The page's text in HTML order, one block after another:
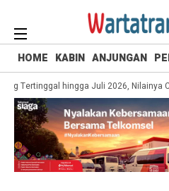
HOME KABIN ANJUNGAN
Tertinggal hingga Juli 2026, Nilainya